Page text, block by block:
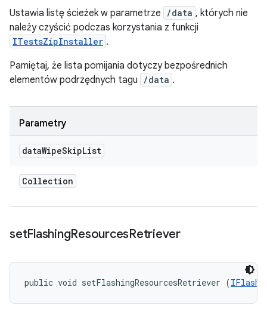
Ustawia listę ścieżek w parametrze /data , których nie
należy czyścić podczas korzystania z funkcji
ITestsZipInstaller .
Pamiętaj, że lista pomijania dotyczy bezpośrednich
elementów podrzędnych tagu
/data .
Parametry
dataWipeSkipList
Collection
setFlashingResourcesRetriever
public void setFlashingResourcesRetriever (